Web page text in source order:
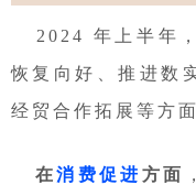
2024 年上半年，
恢复向好、推进数
经贸合作拓展等方
在消费促进 方面